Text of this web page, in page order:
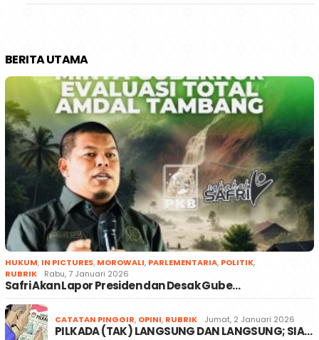
BERITA UTAMA
HUKUM, IN PICTURES, MOROWALI, PARLEMENTARIA, POLITIK,
RUBRIK
Rabu, 7 Januari 2026
Safri Akan Lapor Presiden dan Desak Gube…
CATATAN PINGGIR, OPINI, RUBRIK Jumat, 2 Januari 2026
PILKADA (TAK) LANGSUNG DAN LANGSUNG; SIA…